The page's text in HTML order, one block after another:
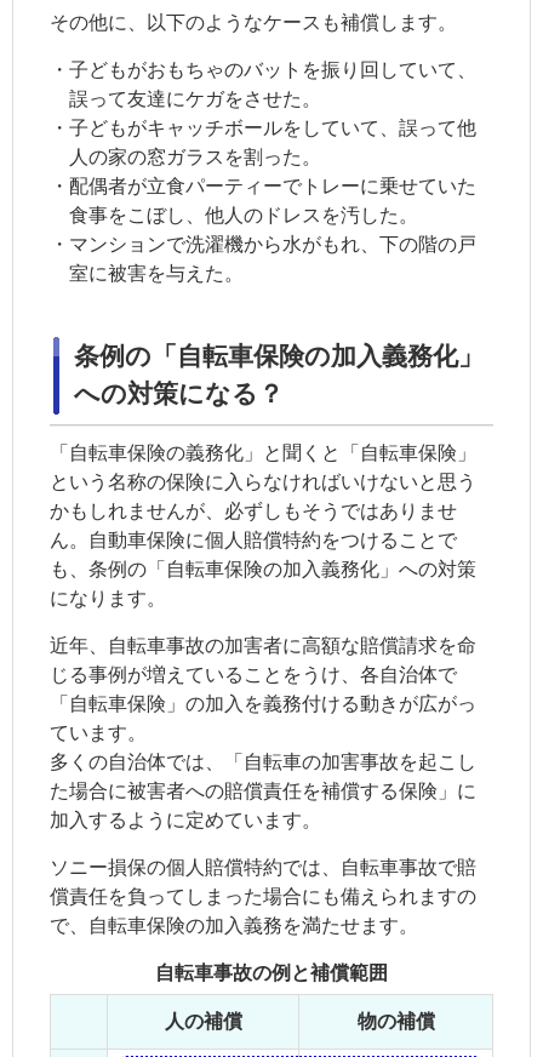
その他に、以下のようなケースも補償します。
・子どもがおもちゃのバットを振り回していて、
誤って友達にケガをさせた。
・子どもがキャッチボールをしていて、誤って他
人の家の窓ガラスを割った。
・配偶者が立食パーティーでトレーに乗せていた
食事をこぼし、他人のドレスを汚した。
・マンションで洗濯機から水がもれ、下の階の戸
室に被害を与えた。
条例の「自転車保険の加入義務化」
への対策になる？
「自転車保険の義務化」と聞くと「自転車保険」
という名称の保険に入らなければいけないと思う
かもしれませんが、必ずしもそうではありませ
ん。自動車保険に個人賠償特約をつけることで
も、条例の「自転車保険の加入義務化」への対策
になります。
近年、自転車事故の加害者に高額な賠償請求を命
じる事例が増えていることをうけ、各自治体で
「自転車保険」の加入を義務付ける動きが広がっ
ています。
多くの自治体では、「自転車の加害事故を起こし
た場合に被害者への賠償責任を補償する保険」に
加入するように定めています。
ソニー損保の個人賠償特約では、自転車事故で賠
償責任を負ってしまった場合にも備えられますの
で、自転車保険の加入義務を満たせます。
自転車事故の例と補償範囲
人の補償 物の補償